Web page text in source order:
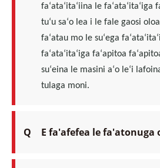
faʻataʻitaʻiina le faʻataʻitaʻiga
tuʻu saʻo lea i le fale gaosi
faʻatau mo le suʻega
faʻataʻitaʻiga faʻapitoa
suʻeina le masini aʻo leʻi
tulaga moni.
Q E fa'afefea le fa'atonuga